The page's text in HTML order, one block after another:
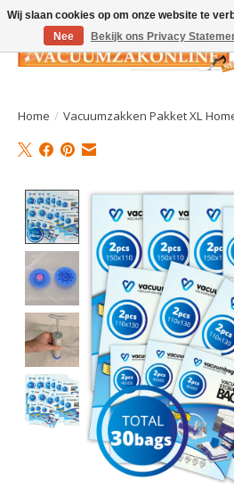
Home / Vacuumzakken Pakket XL
Product image
Wij slaan cookies op om onze website te
Nee
Bekijk ons Privacy